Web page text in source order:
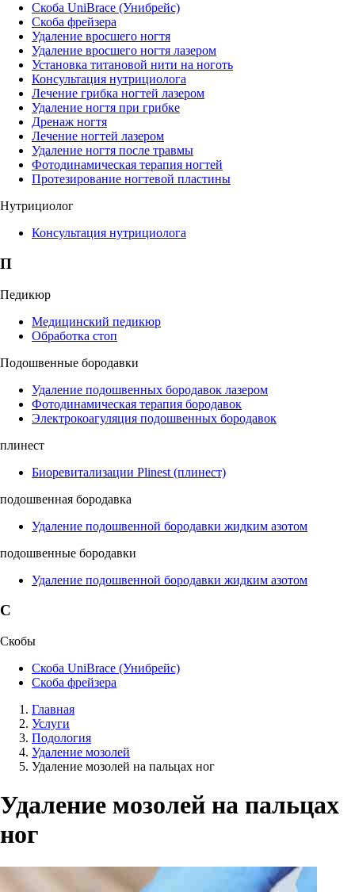
Скоба UniBrace (Унибрейс)
Скоба фрейзера
Удаление вросшего ногтя
Удаление вросшего ногтя лазером
Установка титановой нити на ноготь
Консультация нутрициолога
Лечение грибка ногтей лазером
Удаление ногтя при грибке
Дренаж ногтя
Лечение ногтей лазером
Удаление ногтя после травмы
Фотодинамическая терапия ногтей
Протезирование ногтевой пластины
Нутрициолог
Консультация нутрициолога
П
Педикюр
Медицинский педикюр
Обработка стоп
Подошвенные бородавки
Удаление подошвенных бородавок лазером
Фотодинамическая терапия бородавок
Электрокоагуляция подошвенных бородавок
плинест
Биоревитализации Plinest (плинест)
подошвенная бородавка
Удаление подошвенной бородавки жидким азотом
подошвенные бородавки
Удаление подошвенной бородавки жидким азотом
С
Скобы
Скоба UniBrace (Унибрейс)
Скоба фрейзера
Главная
Услуги
Подология
Удаление мозолей
Удаление мозолей на пальцах ног
Удаление мозолей на пальцах
ног